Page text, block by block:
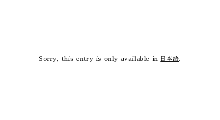
Sorry, this entry is only available in 日本語.